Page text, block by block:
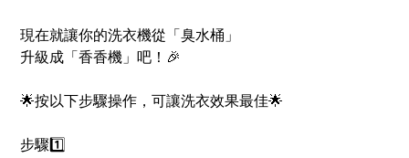
現在就讓你的洗衣機從「臭水桶」
升級成「香香機」吧！🎉
🌟按以下步驟操作，可讓洗衣效果最佳🌟
步驟1️⃣